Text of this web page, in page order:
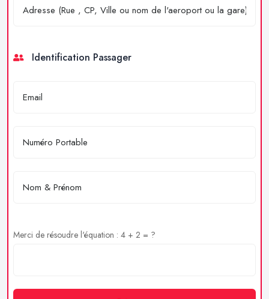
Identification Passager
Merci de résoudre l'équation : 4 + 2 = ?